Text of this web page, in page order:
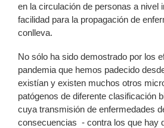
en la circulación de personas a nivel
facilidad para la propagación de
conlleva.
No sólo ha sido demostrado por los
pandemia que hemos padecido
existían y existen muchos otros
patógenos de diferente clasificación
cuya transmisión de enfermedades
consecuencias - contra los que hay